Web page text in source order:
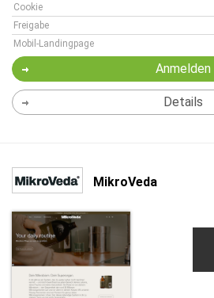
Cookie
Freigabe
Mobil-Landingpage
Anmelden
Details
MikroVeda